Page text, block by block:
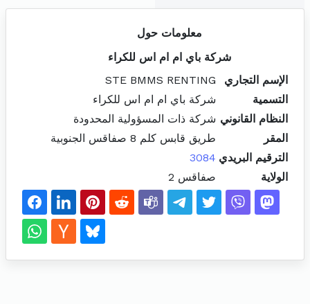
معلومات حول
شركة باي ام ام اس للكراء
الإسم التجاري
STE BMMS RENTING
التسمية
شركة باي ام ام اس للكراء
النظام القانوني شركة ذات المسؤولية المحدودة
المقر
طريق قابس كلم 8 صفاقس الجنوبية
الترقيم البريدي 3084
الولاية
صفاقس 2